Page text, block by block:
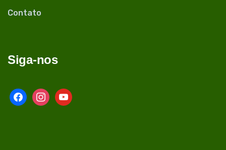
Contato
Siga-nos
facebookinstagram
youtube